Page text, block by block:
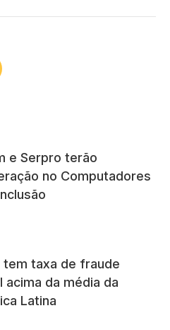
e Serpro terão
no Computadores
tem taxa de fraude
acima da média da
Latina